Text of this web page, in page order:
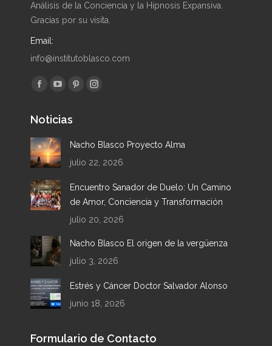
Análisis de la Conciencia y la Hipnosis Expansiva.
Gracias por su visita.
Email:
info@institutoblasco.com
Encuéntranos en:
Facebook
opens
in
new
window
YouTube
opens
in
new
window
Pinterest
window
Instagram
window
Noticias
Nacho Blasco Proyecto Alma
julio 22, 2026
Encuentro Sanador de Duelo: Un Camino
de Amor, Conciencia y Transformación
julio 20, 2026
Nacho Blasco El origen de la vergüenza
julio 3, 2026
Estrés y Cáncer Doctor Salvador Alonso
junio 18, 2026
Formulario de Contacto